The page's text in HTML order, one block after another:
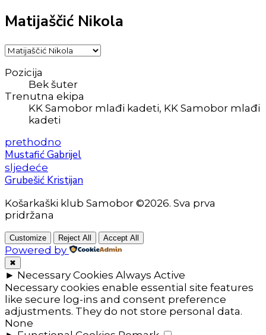
Matijaščić Nikola
Pozicija
Bek šuter
Trenutna ekipa
KK Samobor mlađi kadeti, KK Samobor mlađi
kadeti
prethodno
Mustafić Gabrijel
sljedeće
Grubešić Kristijan
Košarkaški klub Samobor ©2026. Sva prva
pridržana
Customize Reject All Accept All
Powered by
✖
► Necessary Cookies Always Active
Necessary cookies enable essential site features
like secure log-ins and consent preference
adjustments. They do not store personal data.
None